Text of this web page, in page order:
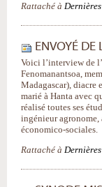
Rattaché à
ENVOYÉ DE
Voici l’interview de
Fenomanantsoa,
Madagascar), diacre
marié à Hanta avec
réalisé toutes ses
ingénieur agronome,
économico-sociales.
Rattaché à